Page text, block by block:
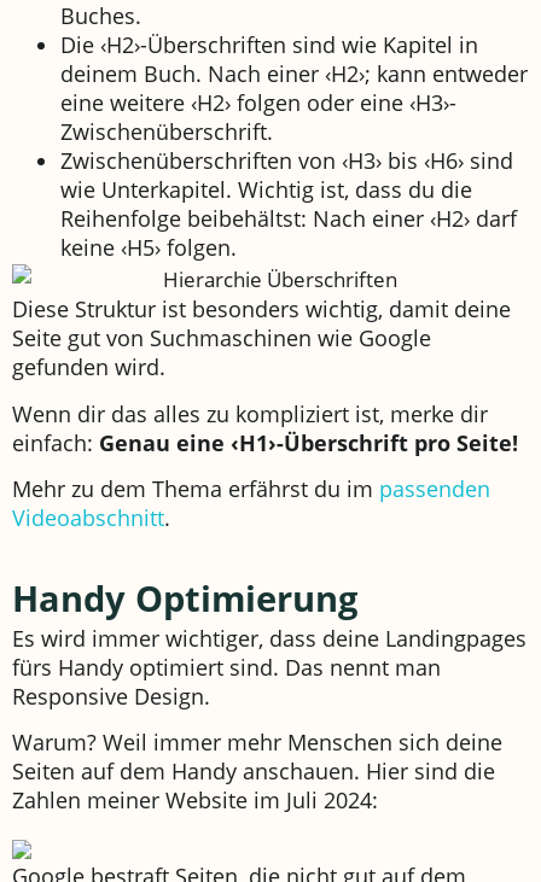
Buches.
Die ‹H2›-Überschriften sind wie Kapitel in
deinem Buch. Nach einer ‹H2›; kann entweder
eine weitere ‹H2› folgen oder eine ‹H3›-
Zwischenüberschrift.
Zwischenüberschriften von ‹H3› bis ‹H6› sind
wie Unterkapitel. Wichtig ist, dass du die
Reihenfolge beibehältst: Nach einer ‹H2› darf
keine ‹H5› folgen.
Diese Struktur ist besonders wichtig, damit deine
Seite gut von Suchmaschinen wie Google
gefunden wird.
Wenn dir das alles zu kompliziert ist, merke dir
einfach: Genau eine ‹H1›-Überschrift pro Seite!
Mehr zu dem Thema erfährst du im passenden
Videoabschnitt.
Handy Optimierung
Es wird immer wichtiger, dass deine Landingpages
fürs Handy optimiert sind. Das nennt man
Responsive Design.
Warum? Weil immer mehr Menschen sich deine
Seiten auf dem Handy anschauen. Hier sind die
Zahlen meiner Website im Juli 2024: